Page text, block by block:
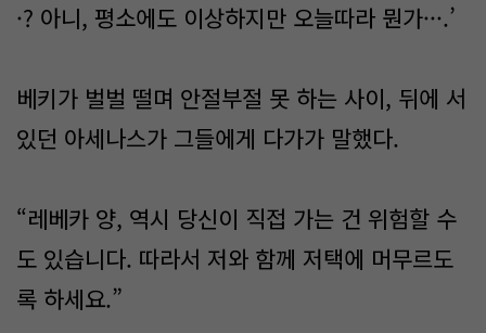
·? 아니, 평소에도 이상하지만 오늘따라 뭔가···.’
베키가 벌벌 떨며 안절부절 못 하는 사이, 뒤에 서
있던 아세나스가 그들에게 다가가 말했다.
“레베카 양, 역시 당신이 직접 가는 건 위험할 수
도 있습니다. 따라서 저와 함께 저택에 머무르도
록 하세요.”